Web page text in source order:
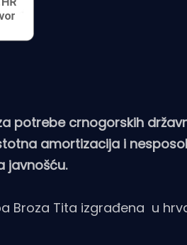
potrebe crnogorskih
amortizacija i
javnošću.
Broza Tita izgrađena u